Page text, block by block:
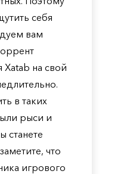
себя
вам
Xatab на свой
в таких
рыси и
станете
что
игрового